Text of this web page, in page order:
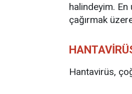
halindeyim.
çağırmak
Hantavirüs,